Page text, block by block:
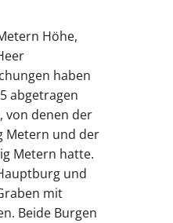
Höhe,
haben
abgetragen
von denen der
Metern und der
Metern hatte.
und
mit
Beide Burgen